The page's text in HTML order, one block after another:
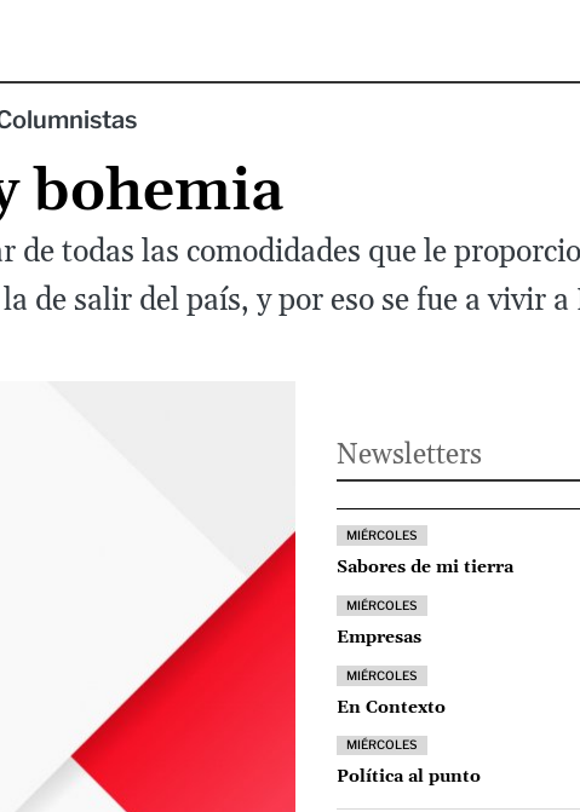
bohemia
todas las comodidades que le
de salir del país, y por eso se fue a vivir a
Newsletters
MIÉRCOLES
Sabores de mi tierra
MIÉRCOLES
Empresas
MIÉRCOLES
En Contexto
MIÉRCOLES
Política al punto